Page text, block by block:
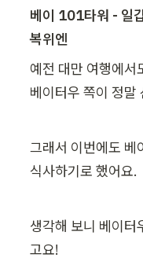
베이 101타워 - 일
복위엔
예전 대만 여행에서
베이터우 쪽이 정말
그래서 이번에도 베
식사하기로 했어요.
생각해 보니 베이터
고요!